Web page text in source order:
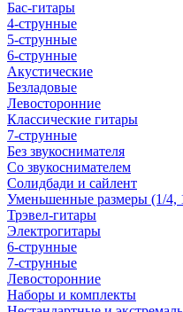
Бас-гитары
4-струнные
5-струнные
6-струнные
Акустические
Безладовые
Левосторонние
Классические гитары
7-струнные
Без звукоснимателя
Со звукоснимателем
Солидбади и сайлент
Уменьшенные размеры (1/4,
Трэвел-гитары
Электрогитары
6-струнные
7-струнные
Левосторонние
Наборы и комплекты